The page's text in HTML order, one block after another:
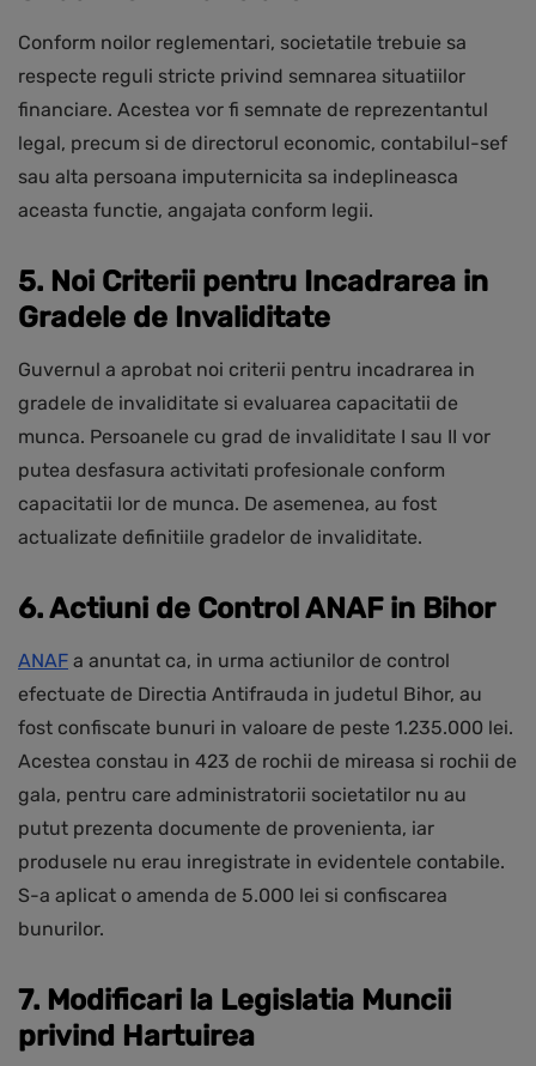
Conform noilor reglementari, societatile trebuie sa
respecte reguli stricte privind semnarea situatiilor
financiare. Acestea vor fi semnate de reprezentantul
legal, precum si de directorul economic, contabilul-sef
sau alta persoana imputernicita sa indeplineasca
aceasta functie, angajata conform legii.
5. Noi Criterii pentru Incadrarea in
Gradele de Invaliditate
Guvernul a aprobat noi criterii pentru incadrarea in
gradele de invaliditate si evaluarea capacitatii de
munca. Persoanele cu grad de invaliditate I sau II vor
putea desfasura activitati profesionale conform
capacitatii lor de munca. De asemenea, au fost
actualizate definitiile gradelor de invaliditate.
6. Actiuni de Control ANAF in Bihor
ANAF a anuntat ca, in urma actiunilor de control
efectuate de Directia Antifrauda in judetul Bihor, au
fost confiscate bunuri in valoare de peste 1.235.000 lei.
Acestea constau in 423 de rochii de mireasa si rochii de
gala, pentru care administratorii societatilor nu au
putut prezenta documente de provenienta, iar
produsele nu erau inregistrate in evidentele contabile.
S-a aplicat o amenda de 5.000 lei si confiscarea
bunurilor.
7. Modificari la Legislatia Muncii
privind Hartuirea